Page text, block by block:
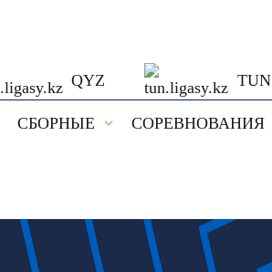
QYZ TUN
СБОРНЫЕ СОРЕВНОВАНИЯ